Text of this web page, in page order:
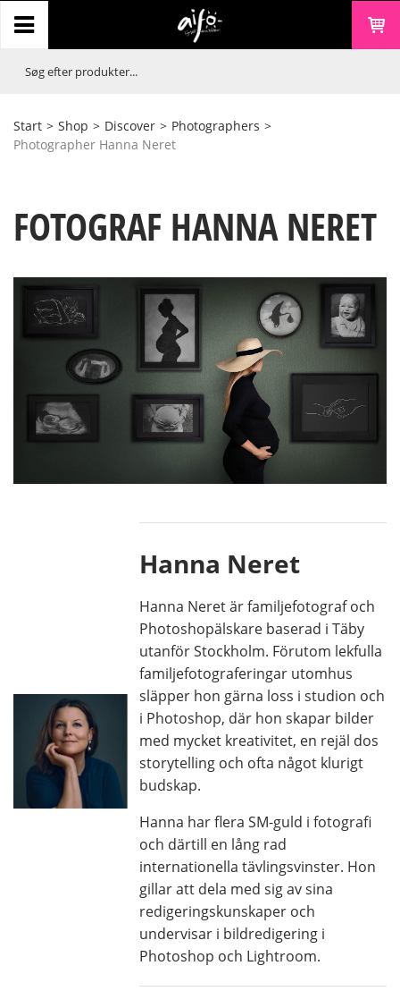
Start > Shop > Discover > Photographers >
Photographer Hanna Neret
FOTOGRAF HANNA NERET
Hanna Neret
Hanna Neret är familjefotograf och
Photoshopälskare baserad i Täby
utanför Stockholm. Förutom lekfulla
familjefotograferingar utomhus
släpper hon gärna loss i studion och
i Photoshop, där hon skapar bilder
med mycket kreativitet, en rejäl dos
storytelling och ofta något klurigt
budskap.
Hanna har flera SM-guld i fotografi
och därtill en lång rad
internationella tävlingsvinster. Hon
gillar att dela med sig av sina
redigeringskunskaper och
undervisar i bildredigering i
Photoshop och Lightroom.